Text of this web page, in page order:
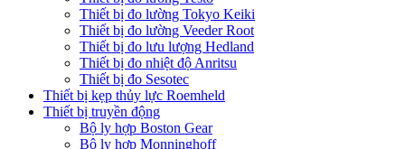
Thiết bị đo lường Tokyo Keiki
Thiết bị đo lường Veeder Root
Thiết bị đo lưu lượng Hedland
Thiết bị đo nhiệt độ Anritsu
Thiết bị đo Sesotec
Thiết bị kẹp thủy lực Roemheld
Thiết bị truyền động
Bộ ly hợp Boston Gear
Bộ ly hợp Monninghoff